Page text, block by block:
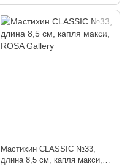
Мастихин CLASSIC №33,
длина 8,5 см, капля макси,